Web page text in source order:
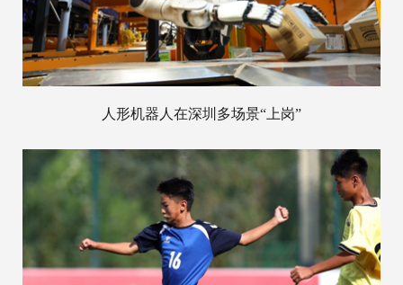
人形机器人在深圳多场景“上岗”